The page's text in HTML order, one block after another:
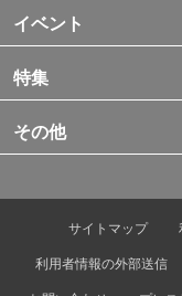
イベント
特集
その他
サイトマップ
利用者情報の外部送信